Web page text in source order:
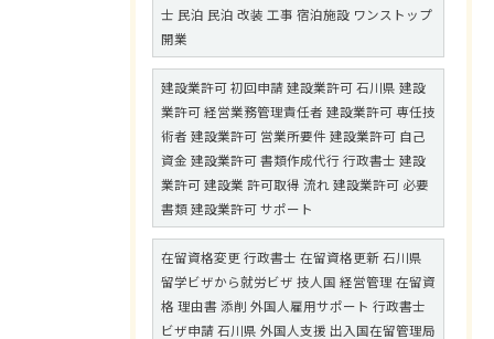
士 民泊 民泊 改装 工事 宿泊施設 ワンストップ
開業
建設業許可 初回申請 建設業許可 石川県 建設
業許可 経営業務管理責任者 建設業許可 専任技
術者 建設業許可 営業所要件 建設業許可 自己
資金 建設業許可 書類作成代行 行政書士 建設
業許可 建設業 許可取得 流れ 建設業許可 必要
書類 建設業許可 サポート
在留資格変更 行政書士 在留資格更新 石川県
留学ビザから就労ビザ 技人国 経営管理 在留資
格 理由書 添削 外国人雇用サポート 行政書士
ビザ申請 石川県 外国人支援 出入国在留管理局